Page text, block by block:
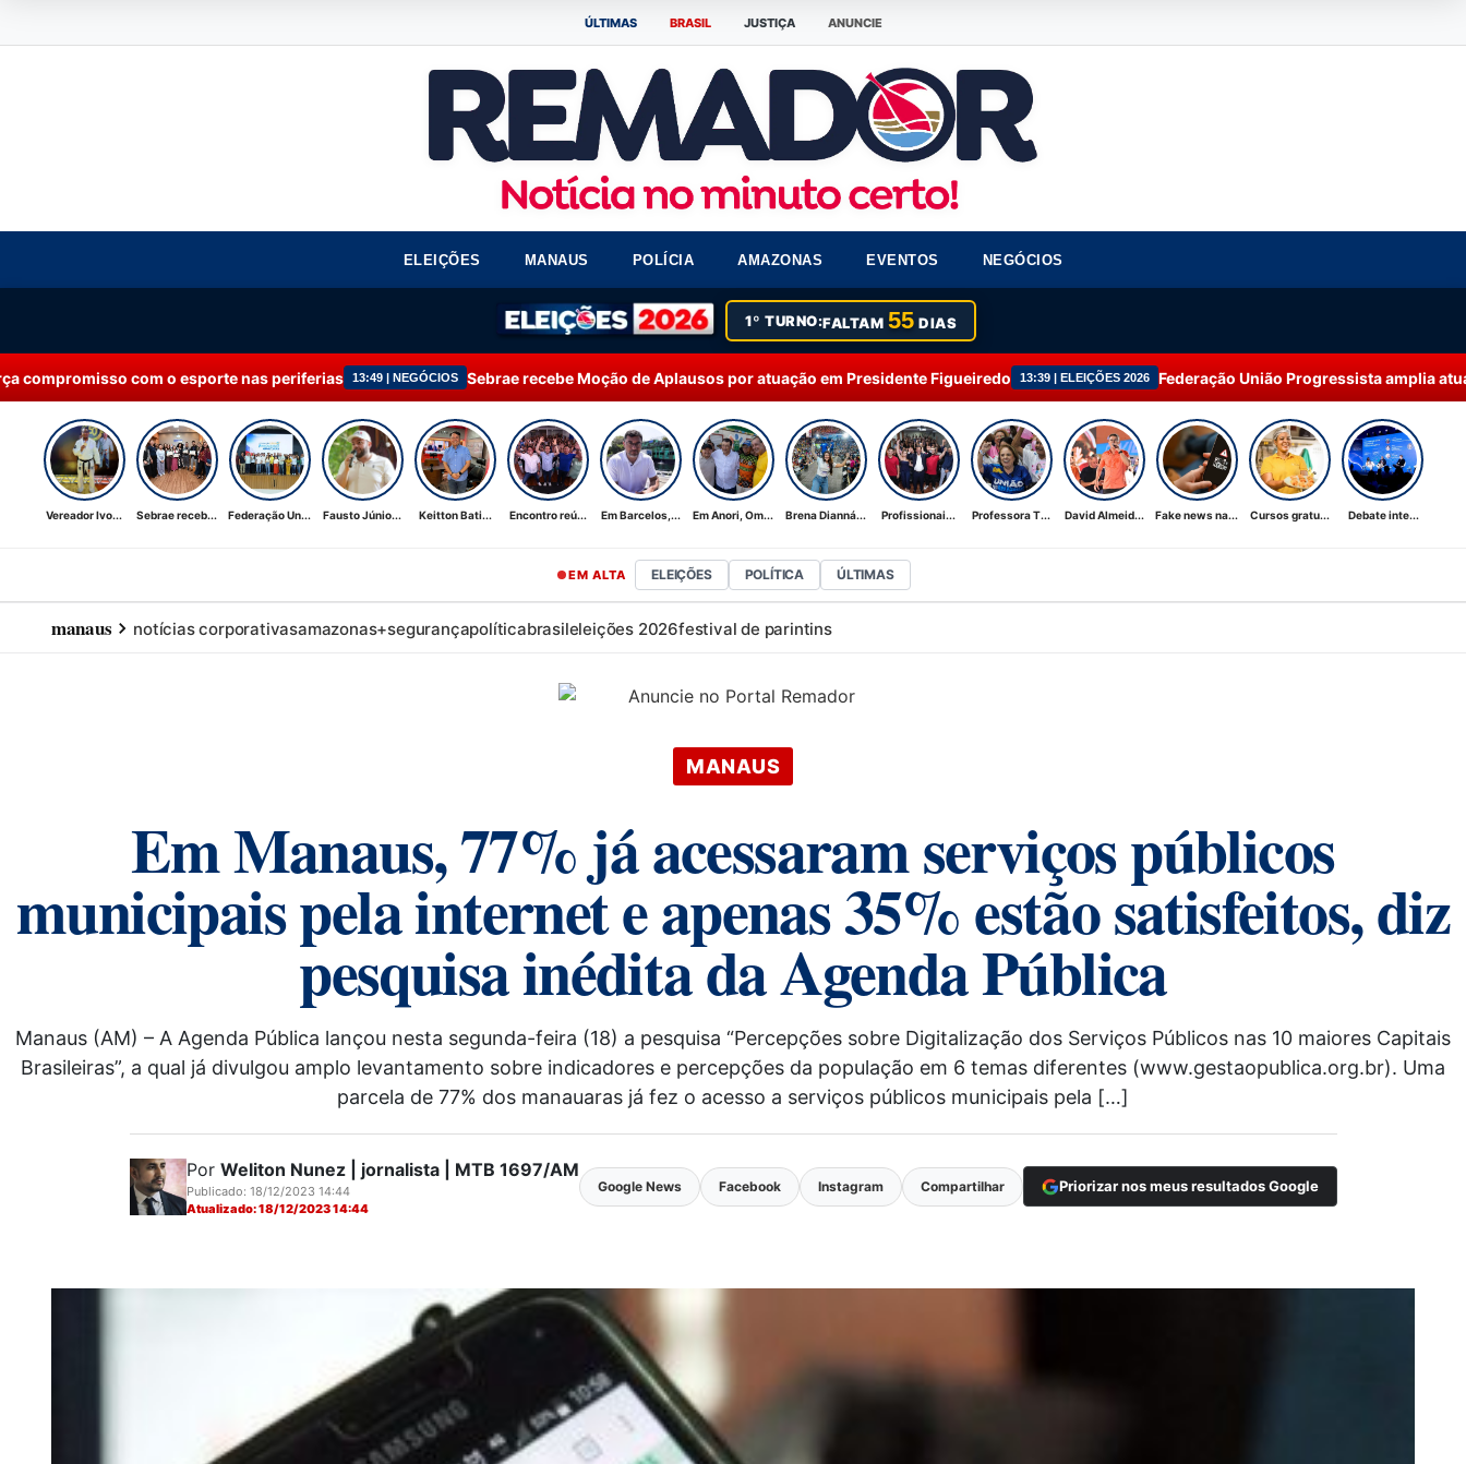
ÚLTIMAS BRASIL JUSTIÇA ANUNCIE
ELEIÇÕES MANAUS POLÍCIA AMAZONAS EVENTOS NEGÓCIOS
1º TURNO:FALTAM 55 DIAS
o esporte nas periferias 13:49 | NEGÓCIOS Sebrae recebe Moção de Aplausos por atuação em Presidente Figueiredo 13:39 | ELEIÇÕES 2026 Federação União Progressista amplia atuação e alcança
Vereador Ivo... Sebrae receb... Federação Un... Fausto Júnio... Keitton Bati... Encontro reú... Em Barcelos,... Em Anori, Om... Brena Dianná... Profissionai... Professora T... David Almeid... Fake news na... Cursos gratu... Debate inte...
EM ALTA ELEIÇÕES POLÍTICA ÚLTIMAS
manaus notícias corporativasamazonas+segurançapolíticabrasileleições 2026festival de parintins
MANAUS
Em Manaus, 77% já acessaram serviços públicos
municipais pela internet e apenas 35% estão satisfeitos, diz
pesquisa inédita da Agenda Pública
Manaus (AM) – A Agenda Pública lançou nesta segunda-feira (18) a pesquisa “Percepções sobre Digitalização dos Serviços Públicos nas 10 maiores Capitais
Brasileiras”, a qual já divulgou amplo levantamento sobre indicadores e percepções da população em 6 temas diferentes (www.gestaopublica.org.br). Uma
parcela de 77% dos manauaras já fez o acesso a serviços públicos municipais pela […]
Por Weliton Nunez | jornalista | MTB 1697/AM
Publicado: 18/12/2023 14:44
Atualizado: 18/12/2023 14:44
Google News Facebook Instagram Compartilhar Priorizar nos meus resultados Google